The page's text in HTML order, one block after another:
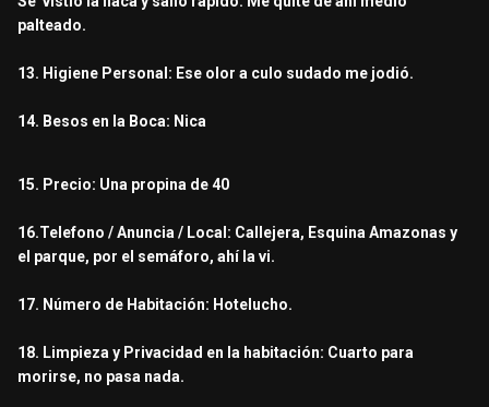
palteado.
13. Higiene Personal: Ese olor a culo sudado me jodió.
14. Besos en la Boca: Nica
15. Precio: Una propina de 40
16.Telefono / Anuncia / Local: Callejera, Esquina Amazonas y
el parque, por el semáforo, ahí la vi.
17. Número de Habitación: Hotelucho.
18. Limpieza y Privacidad en la habitación: Cuarto para
morirse, no pasa nada.